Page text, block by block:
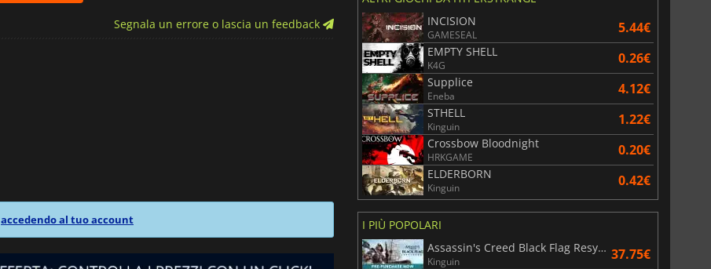
Segnala un errore o lascia un feedback
accedendo al tuo account
INCISION
GAMESEAL 5.44€
EMPTY SHELL
K4G 0.26€
Supplice
Eneba 4.12€
STHELL
Kinguin 1.22€
Crossbow Bloodnight
HRKGAME 0.20€
ELDERBORN
Kinguin 0.42€
I PIÙ POPOLARI
Assassin's Creed Black Flag Resynced
Kinguin 37.75€